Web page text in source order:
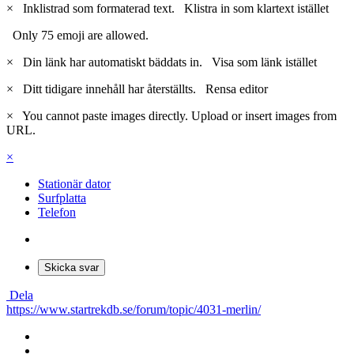
×
Inklistrad som formaterad text. Klistra in som klartext istället
Only 75 emoji are allowed.
×
Din länk har automatiskt bäddats in. Visa som länk istället
×
Ditt tidigare innehåll har återställts. Rensa editor
×
You cannot paste images directly. Upload or insert images from
URL.
×
Stationär dator
Surfplatta
Telefon
Skicka svar
Dela
https://www.startrekdb.se/forum/topic/4031-merlin/